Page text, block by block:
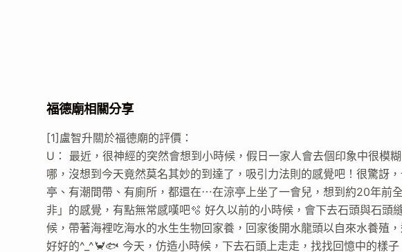
福德廟相關分享
[1]盧智升關於福德廟的評價：
U： 最近，很神經的突然會想到小時候，假日一家人會去個印象中很模
哪，沒想到今天竟然莫名其妙的到達了，吸引力法則的感覺吧！很驚訝
亭、有潮間帶、有廁所，都還在⋯在涼亭上坐了一會兒，想到約20年前
非」的感覺，有點無常感嘆吧🫧 好久以前的小時候，會下去石頭與石頭
候，帶著海裡吃海水的水生生物回家養，回家後開水龍頭以自來水養殖
好好的^_^🦀️🐟 今天，仿造小時候，下去石頭上走走，找找回憶中的樣